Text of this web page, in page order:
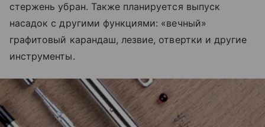
стержень убран. Также планируется выпуск
насадок с другими функциями: «вечный»
графитовый карандаш, лезвие, отвертки и другие
инструменты.